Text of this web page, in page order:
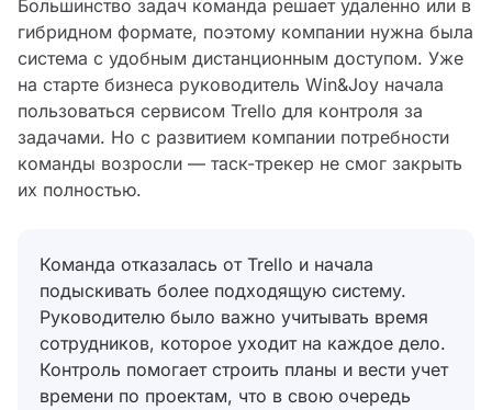
Большинство задач команда решает удаленно или в
гибридном формате, поэтому компании нужна была
система с удобным дистанционным доступом. Уже
на старте бизнеса руководитель Win&Joy начала
пользоваться сервисом Trello для контроля за
задачами. Но с развитием компании потребности
команды возросли — таск-трекер не смог закрыть
их полностью.
Команда отказалась от Trello и начала
подыскивать более подходящую систему.
Руководителю было важно учитывать время
сотрудников, которое уходит на каждое дело.
Контроль помогает строить планы и вести учет
времени по проектам, что в свою очередь